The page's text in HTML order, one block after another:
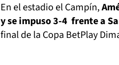
En el estadio el Campín,
y se impuso 3-4 frente a
final de la Copa BetPlay